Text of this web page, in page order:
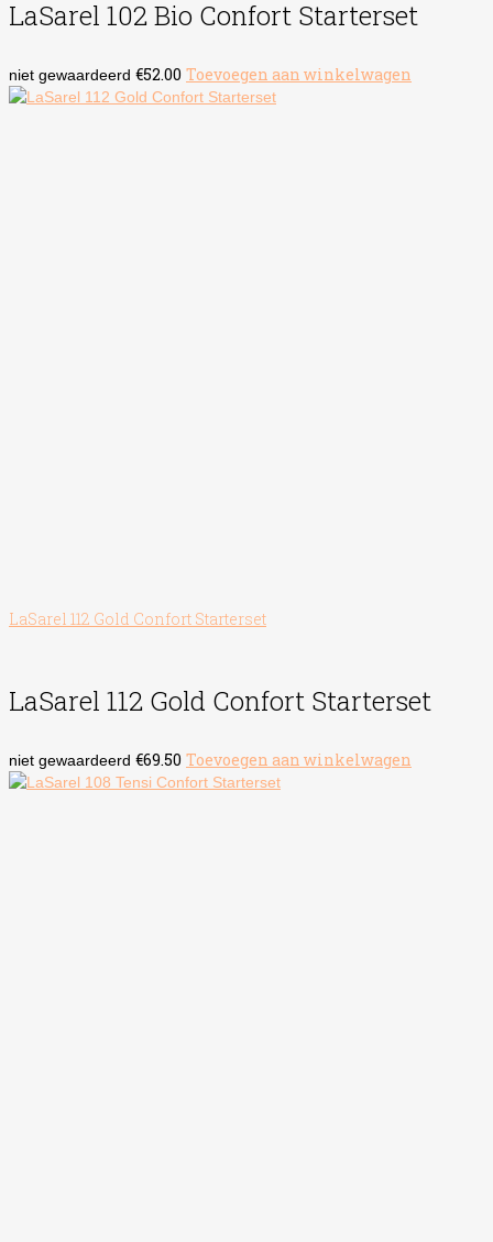
LaSarel 102 Bio Confort Starterset
niet gewaardeerd €52.00 Toevoegen aan winkelwagen
LaSarel 112 Gold Confort Starterset
LaSarel 112 Gold Confort Starterset
niet gewaardeerd €69.50 Toevoegen aan winkelwagen